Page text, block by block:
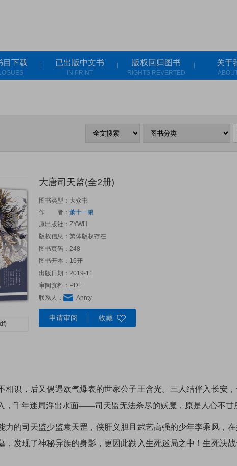
目下载 已出版中文书
IN PRINT
版权回归图书
RIGHTS REVERTED
关于
大唐司天监(全2册)
图书类型：大众书
作 者： 萧十一狼
原出版社： ZYWH
版权信息：繁体版权存在
图书页码：248
图书开本：16开
出版日期：2019-11
审阅资料：PDF
联系人：
Annty
申请审阅 收藏
相识，后又偶遇欧气爆表的世家公子王含光。三人结伴入长安
，千年迷局浮出水面——司天监无法杀尽的妖魔，原是人心不甘
力的司天监少监袁天罡，侠肝义胆且武艺高强的少年李乘风，
，发现了神秘异族的身影，更因此跌入生死迷局之中！生死决